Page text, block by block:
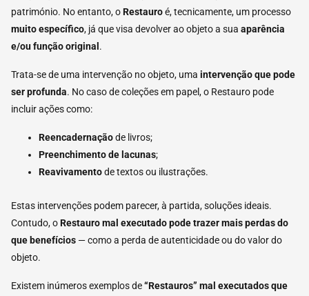
património. No entanto, oRestauroé, tecnicamente, um processo
muito específico, já que visa devolver ao objeto a sua aparência
e/ou função original.
Trata-se de uma intervenção no objeto, uma intervenção que pode
ser profunda. No caso de coleções em papel, o Restauro pode
incluir ações como:
Reencadernaçãode livros;
Preenchimento de lacunas;
Reavivamentode textos ou ilustrações.
Estas intervenções podem parecer, à partida, soluções ideais.
Contudo, oRestauro mal executado pode trazer mais perdas do
que benefícios — como a perda de autenticidade ou do valor do
objeto.
Existem inúmeros exemplos de“Restauros” mal executados que